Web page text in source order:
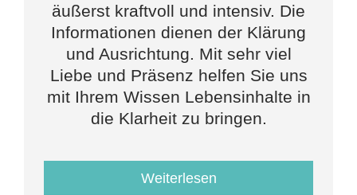
äußerst kraftvoll und intensiv. Die
Informationen dienen der Klärung
und Ausrichtung . Mit sehr viel
Liebe und Präsenz helfen Sie uns
mit Ihrem Wissen Lebensinhalte in
die Klarheit zu bringen.
Weiterlesen